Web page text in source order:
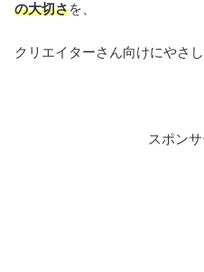
の大切さを、
クリエイターさん向けにやさ
スポン